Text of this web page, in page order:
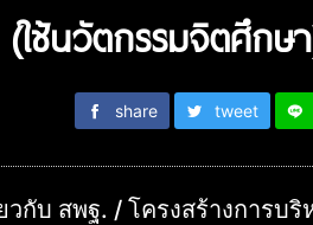
ช้นวัตกรรมจิตศึกษ
share tweet
วกับ สพฐ. / โครงสร้างการบริ